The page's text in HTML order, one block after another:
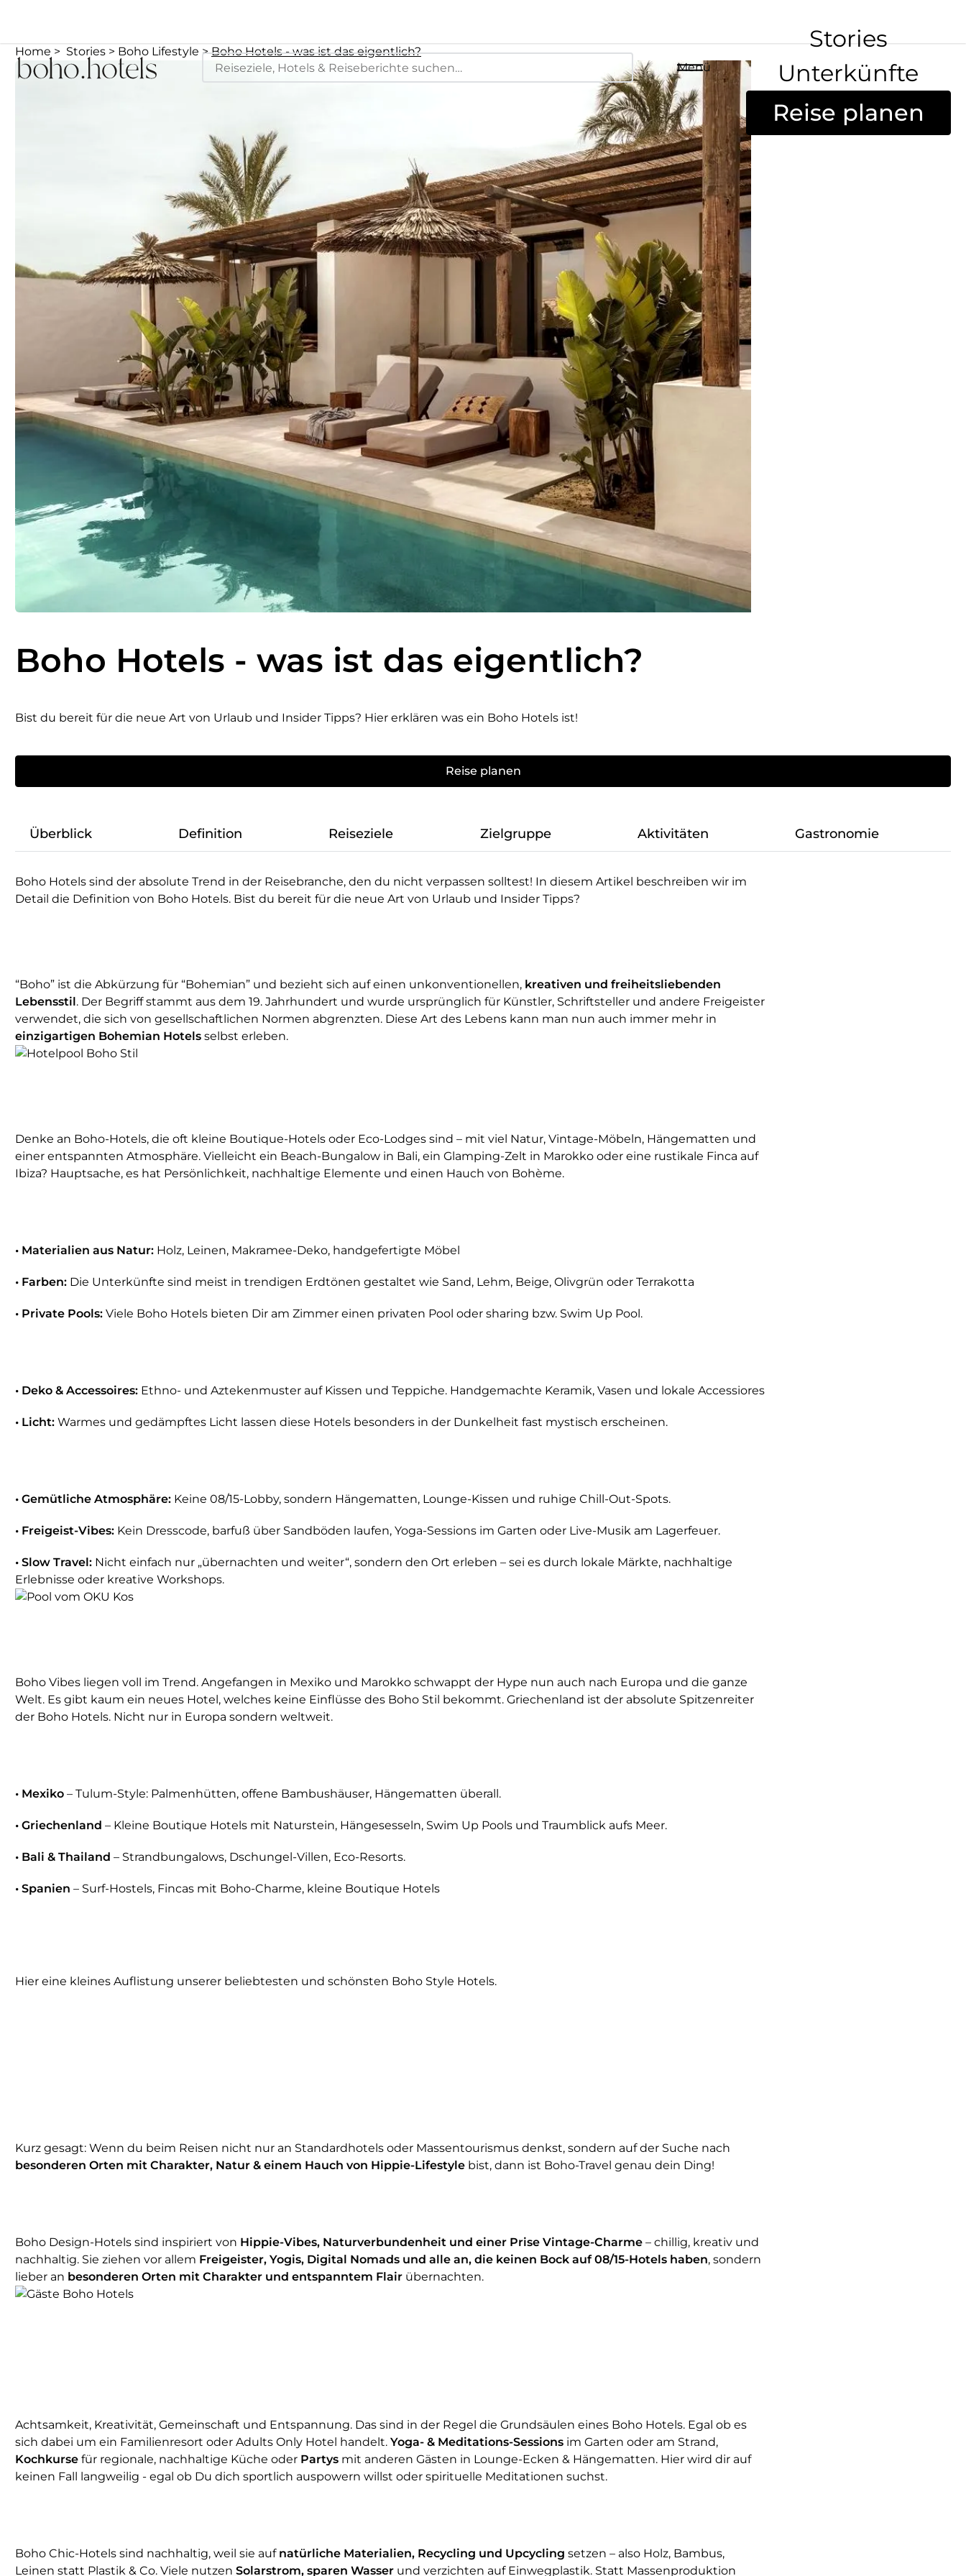
Menü
Stories
Unterkünfte
Reise planen
Home Stories Boho Lifestyle Boho Hotels - was ist das eigentlich?
Boho Hotels - was ist das eigentlich?
Bist du bereit für die neue Art von Urlaub und Insider Tipps? Hier erklären was ein Boho Hotels ist!
Reise planen
Überblick Definition Reiseziele Zielgruppe Aktivitäten Gastronomie
Boho Hotels sind der absolute Trend in der Reisebranche, den du nicht verpassen solltest! In diesem Artikel beschreiben wir im
Detail die Definition von Boho Hotels. Bist du bereit für die neue Art von Urlaub und Insider Tipps?
“Boho” ist die Abkürzung für “Bohemian” und bezieht sich auf einen unkonventionellen, kreativen und freiheitsliebenden
Lebensstil. Der Begriff stammt aus dem 19. Jahrhundert und wurde ursprünglich für Künstler, Schriftsteller und andere Freigeister
verwendet, die sich von gesellschaftlichen Normen abgrenzten. Diese Art des Lebens kann man nun auch immer mehr in
einzigartigen Bohemian Hotels selbst erleben.
Denke an Boho-Hotels, die oft kleine Boutique-Hotels oder Eco-Lodges sind – mit viel Natur, Vintage-Möbeln, Hängematten und
einer entspannten Atmosphäre. Vielleicht ein Beach-Bungalow in Bali, ein Glamping-Zelt in Marokko oder eine rustikale Finca auf
Ibiza? Hauptsache, es hat Persönlichkeit, nachhaltige Elemente und einen Hauch von Bohème.
• Materialien aus Natur: Holz, Leinen, Makramee-Deko, handgefertigte Möbel
• Farben: Die Unterkünfte sind meist in trendigen Erdtönen gestaltet wie Sand, Lehm, Beige, Olivgrün oder Terrakotta
• Private Pools: Viele Boho Hotels bieten Dir am Zimmer einen privaten Pool oder sharing bzw. Swim Up Pool.
• Deko & Accessoires: Ethno- und Aztekenmuster auf Kissen und Teppiche. Handgemachte Keramik, Vasen und lokale Accessiores
• Licht: Warmes und gedämpftes Licht lassen diese Hotels besonders in der Dunkelheit fast mystisch erscheinen.
• Gemütliche Atmosphäre: Keine 08/15-Lobby, sondern Hängematten, Lounge-Kissen und ruhige Chill-Out-Spots.
• Freigeist-Vibes: Kein Dresscode, barfuß über Sandböden laufen, Yoga-Sessions im Garten oder Live-Musik am Lagerfeuer.
• Slow Travel: Nicht einfach nur „übernachten und weiter“, sondern den Ort erleben – sei es durch lokale Märkte, nachhaltige
Erlebnisse oder kreative Workshops.
Boho Vibes liegen voll im Trend. Angefangen in Mexiko und Marokko schwappt der Hype nun auch nach Europa und die ganze
Welt. Es gibt kaum ein neues Hotel, welches keine Einflüsse des Boho Stil bekommt. Griechenland ist der absolute Spitzenreiter
der Boho Hotels. Nicht nur in Europa sondern weltweit.
• Mexiko – Tulum-Style: Palmenhütten, offene Bambushäuser, Hängematten überall.
• Griechenland – Kleine Boutique Hotels mit Naturstein, Hängesesseln, Swim Up Pools und Traumblick aufs Meer.
• Bali & Thailand – Strandbungalows, Dschungel-Villen, Eco-Resorts.
• Spanien – Surf-Hostels, Fincas mit Boho-Charme, kleine Boutique Hotels
Hier eine kleines Auflistung unserer beliebtesten und schönsten Boho Style Hotels.
Kurz gesagt: Wenn du beim Reisen nicht nur an Standardhotels oder Massentourismus denkst, sondern auf der Suche nach
besonderen Orten mit Charakter, Natur & einem Hauch von Hippie-Lifestyle bist, dann ist Boho-Travel genau dein Ding!
Boho Design-Hotels sind inspiriert von Hippie-Vibes, Naturverbundenheit und einer Prise Vintage-Charme – chillig, kreativ und
nachhaltig. Sie ziehen vor allem Freigeister, Yogis, Digital Nomads und alle an, die keinen Bock auf 08/15-Hotels haben, sondern
lieber an besonderen Orten mit Charakter und entspanntem Flair übernachten.
Achtsamkeit, Kreativität, Gemeinschaft und Entspannung. Das sind in der Regel die Grundsäulen eines Boho Hotels. Egal ob es
sich dabei um ein Familienresort oder Adults Only Hotel handelt. Yoga- & Meditations-Sessions im Garten oder am Strand,
Kochkurse für regionale, nachhaltige Küche oder Partys mit anderen Gästen in Lounge-Ecken & Hängematten. Hier wird dir auf
keinen Fall langweilig - egal ob Du dich sportlich auspowern willst oder spirituelle Meditationen suchst.
Boho Chic-Hotels sind nachhaltig, weil sie auf natürliche Materialien, Recycling und Upcycling setzen – also Holz, Bambus,
Leinen statt Plastik & Co. Viele nutzen Solarstrom, sparen Wasser und verzichten auf Einwegplastik. Statt Massenproduktion